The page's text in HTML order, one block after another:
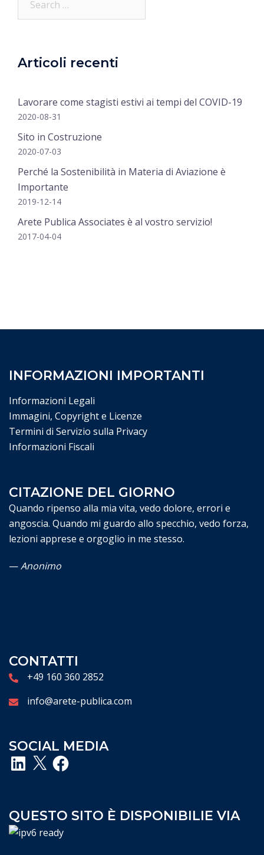
Articoli recenti
Lavorare come stagisti estivi ai tempi del COVID-19
2020-08-31
Sito in Costruzione
2020-07-03
Perché la Sostenibilità in Materia di Aviazione è
Importante
2019-12-14
Arete Publica Associates è al vostro servizio!
2017-04-04
INFORMAZIONI IMPORTANTI
Informazioni Legali
Immagini, Copyright e Licenze
Termini di Servizio sulla Privacy
Informazioni Fiscali
CITAZIONE DEL GIORNO
Quando ripenso alla mia vita, vedo dolore, errori e
angoscia. Quando mi guardo allo specchio, vedo forza,
lezioni apprese e orgoglio in me stesso.
—Anonimo
CONTATTI
+49 160 360 2852
info@arete-publica.com
SOCIAL MEDIA
LinkedIn
X Facebook
QUESTO SITO È DISPONIBILIE VIA